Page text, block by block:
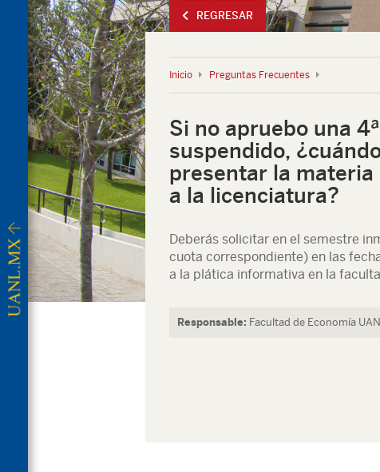
REGRESAR
Inicio Preguntas Frecuentes
Si no apruebo una
suspendido,
presentar la
a la licenciatura?
Deberás solicitar en el semestre
cuota correspondiente) en las
a la plática informativa en la
Responsable: Facultad de Economía